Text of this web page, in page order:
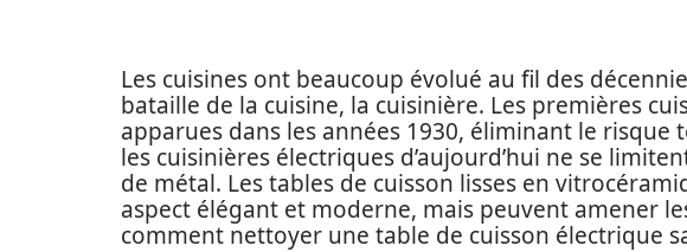
Les cuisines ont beaucoup évolué au fil des
bataille de la cuisine, la cuisinière. Les premières
apparues dans les années 1930, éliminant le risque
les cuisinières électriques d’aujourd’hui ne se
de métal. Les tables de cuisson lisses en
aspect élégant et moderne, mais peuvent amener
comment nettoyer une table de cuisson électrique